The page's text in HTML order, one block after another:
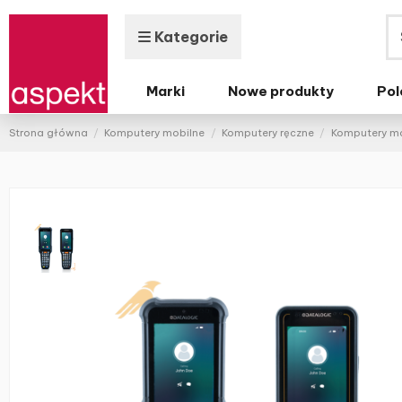
Kategorie
Marki Nowe produkty
Strona główna Komputery mobilne Komputery ręczne Komputery